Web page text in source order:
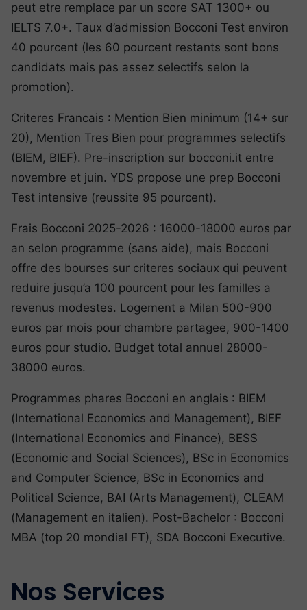
peut etre remplace par un score SAT 1300+ ou
IELTS 7.0+. Taux d’admission Bocconi Test environ
40 pourcent (les 60 pourcent restants sont bons
candidats mais pas assez selectifs selon la
promotion).
Criteres Francais : Mention Bien minimum (14+ sur
20), Mention Tres Bien pour programmes selectifs
(BIEM, BIEF). Pre-inscription sur bocconi.it entre
novembre et juin. YDS propose une prep Bocconi
Test intensive (reussite 95 pourcent).
Frais Bocconi 2025-2026 : 16000-18000 euros par
an selon programme (sans aide), mais Bocconi
offre des bourses sur criteres sociaux qui peuvent
reduire jusqu’a 100 pourcent pour les familles a
revenus modestes. Logement a Milan 500-900
euros par mois pour chambre partagee, 900-1400
euros pour studio. Budget total annuel 28000-
38000 euros.
Programmes phares Bocconi en anglais : BIEM
(International Economics and Management), BIEF
(International Economics and Finance), BESS
(Economic and Social Sciences), BSc in Economics
and Computer Science, BSc in Economics and
Political Science, BAI (Arts Management), CLEAM
(Management en italien). Post-Bachelor : Bocconi
MBA (top 20 mondial FT), SDA Bocconi Executive.
Nos Services